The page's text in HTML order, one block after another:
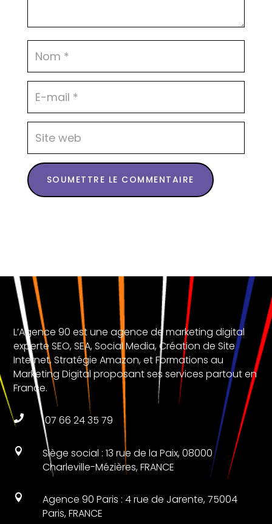
SOUMETTRE LE COMMENTAIRE
L’Agence 90 est une agence de marketing digital
experte SEO, SEA, Social Media, Création de Site
Internet, Stratégie Amazon, et Formations au
Marketing Digital proposant ses services partout en
France.
 07 66 24 35 79

Siège social : 13 rue de la Paix, 08000
Charleville-Mézières, FRANCE

Agence 90 Paris : 4 rue de Jarente, 75004
Paris, FRANCE